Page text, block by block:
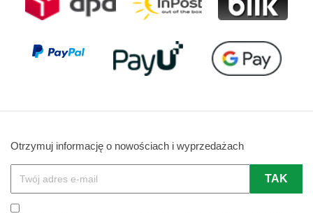
Otrzymuj informację o nowościach i wyprzedażach